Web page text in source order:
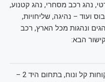
נהג רכב מסחרי, נהג קטנוע,
ועוד – נהיגה, שליחויות,
ונהגות מכל הארץ, רכב
הבא:
דרושים דרושות לעבודה בשירות לקוחות קל ונוח, בתחום היד 2 –